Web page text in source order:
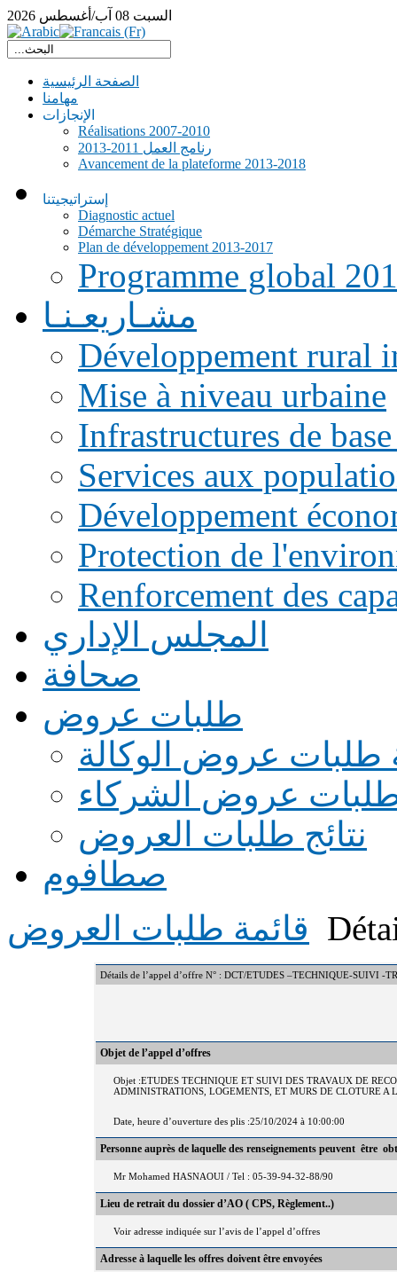
السبت 08 آب/أغسطس 2026
الصفحة الرئيسية
مهامنا
الإنجازات
Réalisations 2007-2010
رنامج العمل 2011-2013
Avancement de la plateforme 2013-2018
إستراتيجيتنا
Diagnostic actuel
Démarche Stratégique
Plan de développement 2013-2017
Programme global
مشـاريعـنـا
Développement rural
Mise à niveau urbaine
Infrastructures de
Services aux
Développement
Protection de
Renforcement des
المجلس الإداري
صحافة
طلبات عروض
طلبات عروض الوكالة
طلبات عروض الشركاء
نتائج طلبات العروض
صطافوم
قائمة طلبات العروض
Détails de l’appel d’offre N° : DCT/ETUDES –TECHNIQUE-SUIVI
Objet de l’appel d’offres
Objet :ETUDES TECHNIQUE ET SUIVI DES TRAVAUX DE
ADMINISTRATIONS, LOGEMENTS, ET MURS DE CLOTURE A
Date, heure d’ouverture des plis :25/10/2024 à 10:00:00
Personne auprès de laquelle des renseignements peuvent être
Mr Mohamed HASNAOUI / Tel : 05-39-94-32-88/90
Lieu de retrait du dossier d’AO ( CPS, Règlement..)
Voir adresse indiquée sur l’avis de l’appel d’offres
Adresse à laquelle les offres doivent être envoyées